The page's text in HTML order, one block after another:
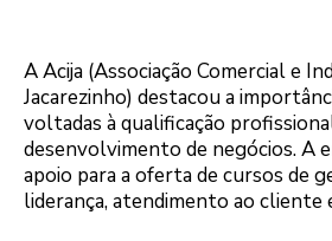
A Acija (Associação Comercial e
Jacarezinho) destacou a
voltadas à qualificação
desenvolvimento de negócios. A
apoio para a oferta de cursos de
liderança, atendimento ao cliente